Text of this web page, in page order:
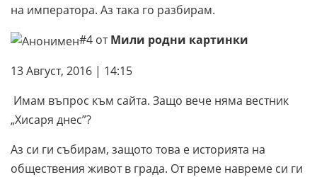
на императора. Аз така го разбирам.
#4 отМили родни картинки
13 Август, 2016 | 14:15
Имам въпрос към сайта. Защо вече няма вестник
„Хисаря днес”?
Аз си ги събирам, защото това е историята на
обществения живот в града. От време навреме си ги